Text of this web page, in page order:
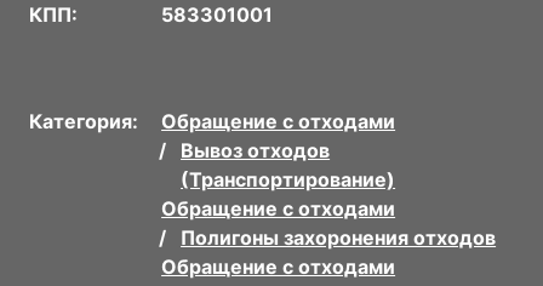
КПП:
583301001
Категория:
Обращение с отходами
Вывоз отходов
(Транспортирование)
Обращение с отходами
Полигоны захоронения отходов
Обращение с отходами